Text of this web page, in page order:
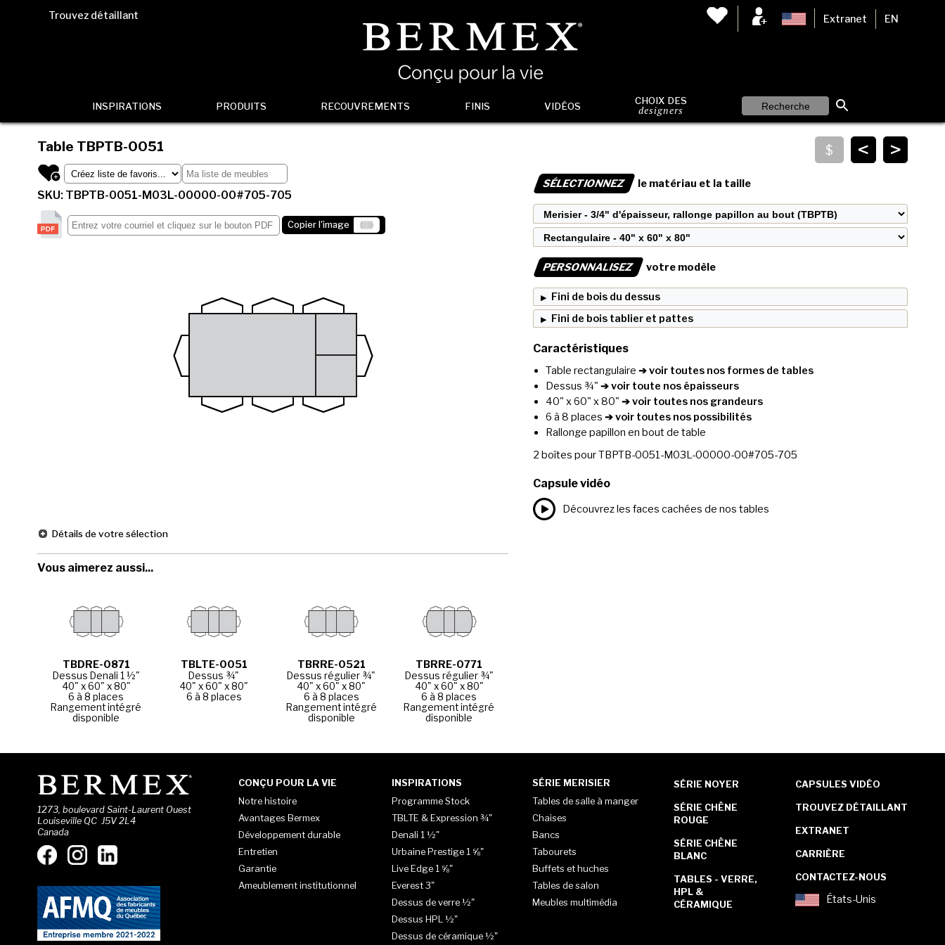
Trouvez détaillant Extranet EN
INSPIRATIONS PRODUITS RECOUVREMENTS FINIS VIDÉOS CHOIX DES
designers
>
<
Table TBPTB-0051
SKU: TBPTB-0051-M03L-00000-00#705-705
Copier l'image
Détails de votre sélection
Vous aimerez aussi...
TBDRE-0871
Dessus Denali 1 ½"
40" x 60" x 80"
6 à 8 places
Rangement intégré
disponible
TBLTE-0051
Dessus ¾"
40" x 60" x 80"
6 à 8 places
TBRRE-0521
Dessus régulier ¾"
40" x 60" x 80"
6 à 8 places
Rangement intégré
disponible
TBRRE-0771
Dessus régulier ¾"
40" x 60" x 80"
6 à 8 places
Rangement intégré
disponible
SÉLECTIONNEZ le matériau et la taille
PERSONNALISEZ votre modèle
Fini de bois du dessus
Fini de bois tablier et pattes
Caractéristiques
Table rectangulaire ➔ voir toutes nos formes de tables
Dessus ¾" ➔ voir toute nos épaisseurs
40" x 60" x 80" ➔ voir toutes nos grandeurs
6 à 8 places ➔ voir toutes nos possibilités
Rallonge papillon en bout de table
2 boîtes pourTBPTB-0051-M03L-00000-00#705-705
Capsule vidéo
Découvrez les faces cachées de nos tables
1273, boulevard Saint-Laurent Ouest
Louiseville QC J5V 2L4
Canada
CONÇU POUR LA VIE
Notre histoire
Avantages Bermex
Développement durable
Entretien
Garantie
Ameublement institutionnel
INSPIRATIONS
Programme Stock
TBLTE & Expression ¾"
Denali 1 ½"
Urbaine Prestige 1 ⅝"
Live Edge 1 ⅝"
Everest 3"
Dessus de verre ½"
Dessus HPL ½"
Dessus de céramique ½"
SÉRIE MERISIER
Tables de salle à manger
Chaises
Bancs
Tabourets
Buffets et huches
Tables de salon
Meubles multimédia
SÉRIE NOYER
SÉRIE CHÊNE
ROUGE
SÉRIE CHÊNE
BLANC
TABLES - VERRE,
HPL &
CÉRAMIQUE
CAPSULES VIDÉO
TROUVEZ DÉTAILLANT
EXTRANET
CARRIÈRE
CONTACTEZ-NOUS
États-Unis